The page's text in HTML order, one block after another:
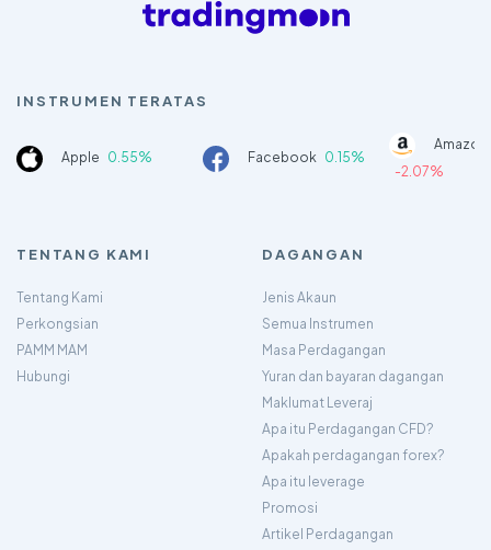
INSTRUMEN TERATAS
Apple 0.55% Facebook 0.15%
-2.07%
TENTANG KAMI
Tentang Kami
Perkongsian
PAMM MAM
Hubungi
DAGANGAN
Jenis Akaun
Semua Instrumen
Masa Perdagangan
Yuran dan bayaran dagangan
Maklumat Leveraj
Apa itu Perdagangan CFD?
Apakah perdagangan forex?
Apa itu leverage
Promosi
Artikel Perdagangan